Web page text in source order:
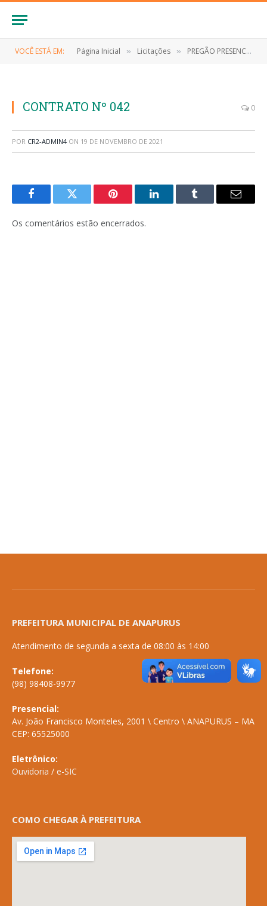
VOCÊ ESTÁ EM: Página Inicial » Licitações » PREGÃO PRESENCIAL Nº 004/2021-SRP (EVENTUAL CONTRATAÇÃO DE EMPRESA ESPECIALIZADA NO FORNECIMENTO DE GÊNEROS ALIMENTÍCIOS PERECÍVEIS E NÃO PERECÍVEIS)
CONTRATO Nº 042 0
POR CR2-ADMIN4 ON 19 DE NOVEMBRO DE 2021
FacebookTwitter Pinterest LinkedInTumblr
E-
Os comentários estão encerrados.
PREFEITURA MUNICIPAL DE ANAPURUS
Atendimento de segunda a sexta de 08:00 às 14:00
Telefone:
(98) 98408-9977
Presencial:
Av. João Francisco Monteles, 2001 \ Centro \ ANAPURUS – MA
CEP: 65525000
Eletrônico:
Ouvidoria / e-SIC
COMO CHEGAR À PREFEITURA